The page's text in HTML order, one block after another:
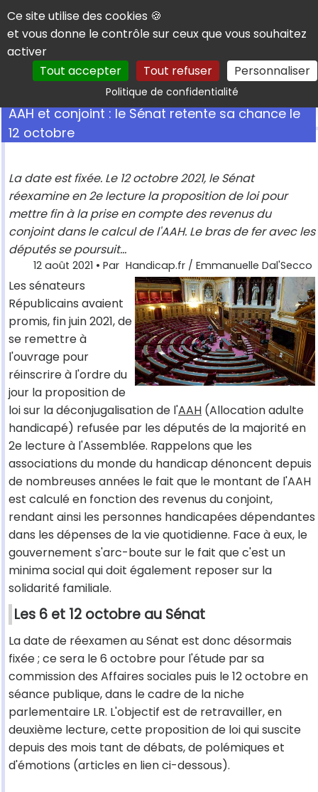
Panneau de gestion des cookies
Ce site utilise des cookies 🍪
et vous donne le contrôle sur ceux que vous souhaitez
activer
Tout accepter
Tout refuser Personnaliser
Politique de confidentialitéRechercher
AAH et conjoint : le Sénat retente sa chance le
12 octobre
La date est fixée. Le 12 octobre 2021, le Sénat
réexamine en 2e lecture la proposition de loi pour
mettre fin à la prise en compte des revenus du
conjoint dans le calcul de l'AAH. Le bras de fer avec les
députés se poursuit...
12 août 2021 • Par Handicap.fr / Emmanuelle Dal'Secco
Les sénateurs
Républicains avaient
promis, fin juin 2021, de
se remettre à
l'ouvrage pour
réinscrire à l'ordre du
jour la proposition de
loi sur la déconjugalisation de l'AAH (Allocation adulte
handicapé) refusée par les députés de la majorité en
2e lecture à l'Assemblée. Rappelons que les
associations du monde du handicap dénoncent depuis
de nombreuses années le fait que le montant de l'AAH
est calculé en fonction des revenus du conjoint,
rendant ainsi les personnes handicapées dépendantes
dans les dépenses de la vie quotidienne. Face à eux, le
gouvernement s'arc-boute sur le fait que c'est un
minima social qui doit également reposer sur la
solidarité familiale.
Les 6 et 12 octobre au Sénat
La date de réexamen au Sénat est donc désormais
fixée ; ce sera le 6 octobre pour l'étude par sa
commission des Affaires sociales puis le 12 octobre en
séance publique, dans le cadre de la niche
parlementaire LR. L'objectif est de retravailler, en
deuxième lecture, cette proposition de loi qui suscite
depuis des mois tant de débats, de polémiques et
d'émotions (articles en lien ci-dessous).